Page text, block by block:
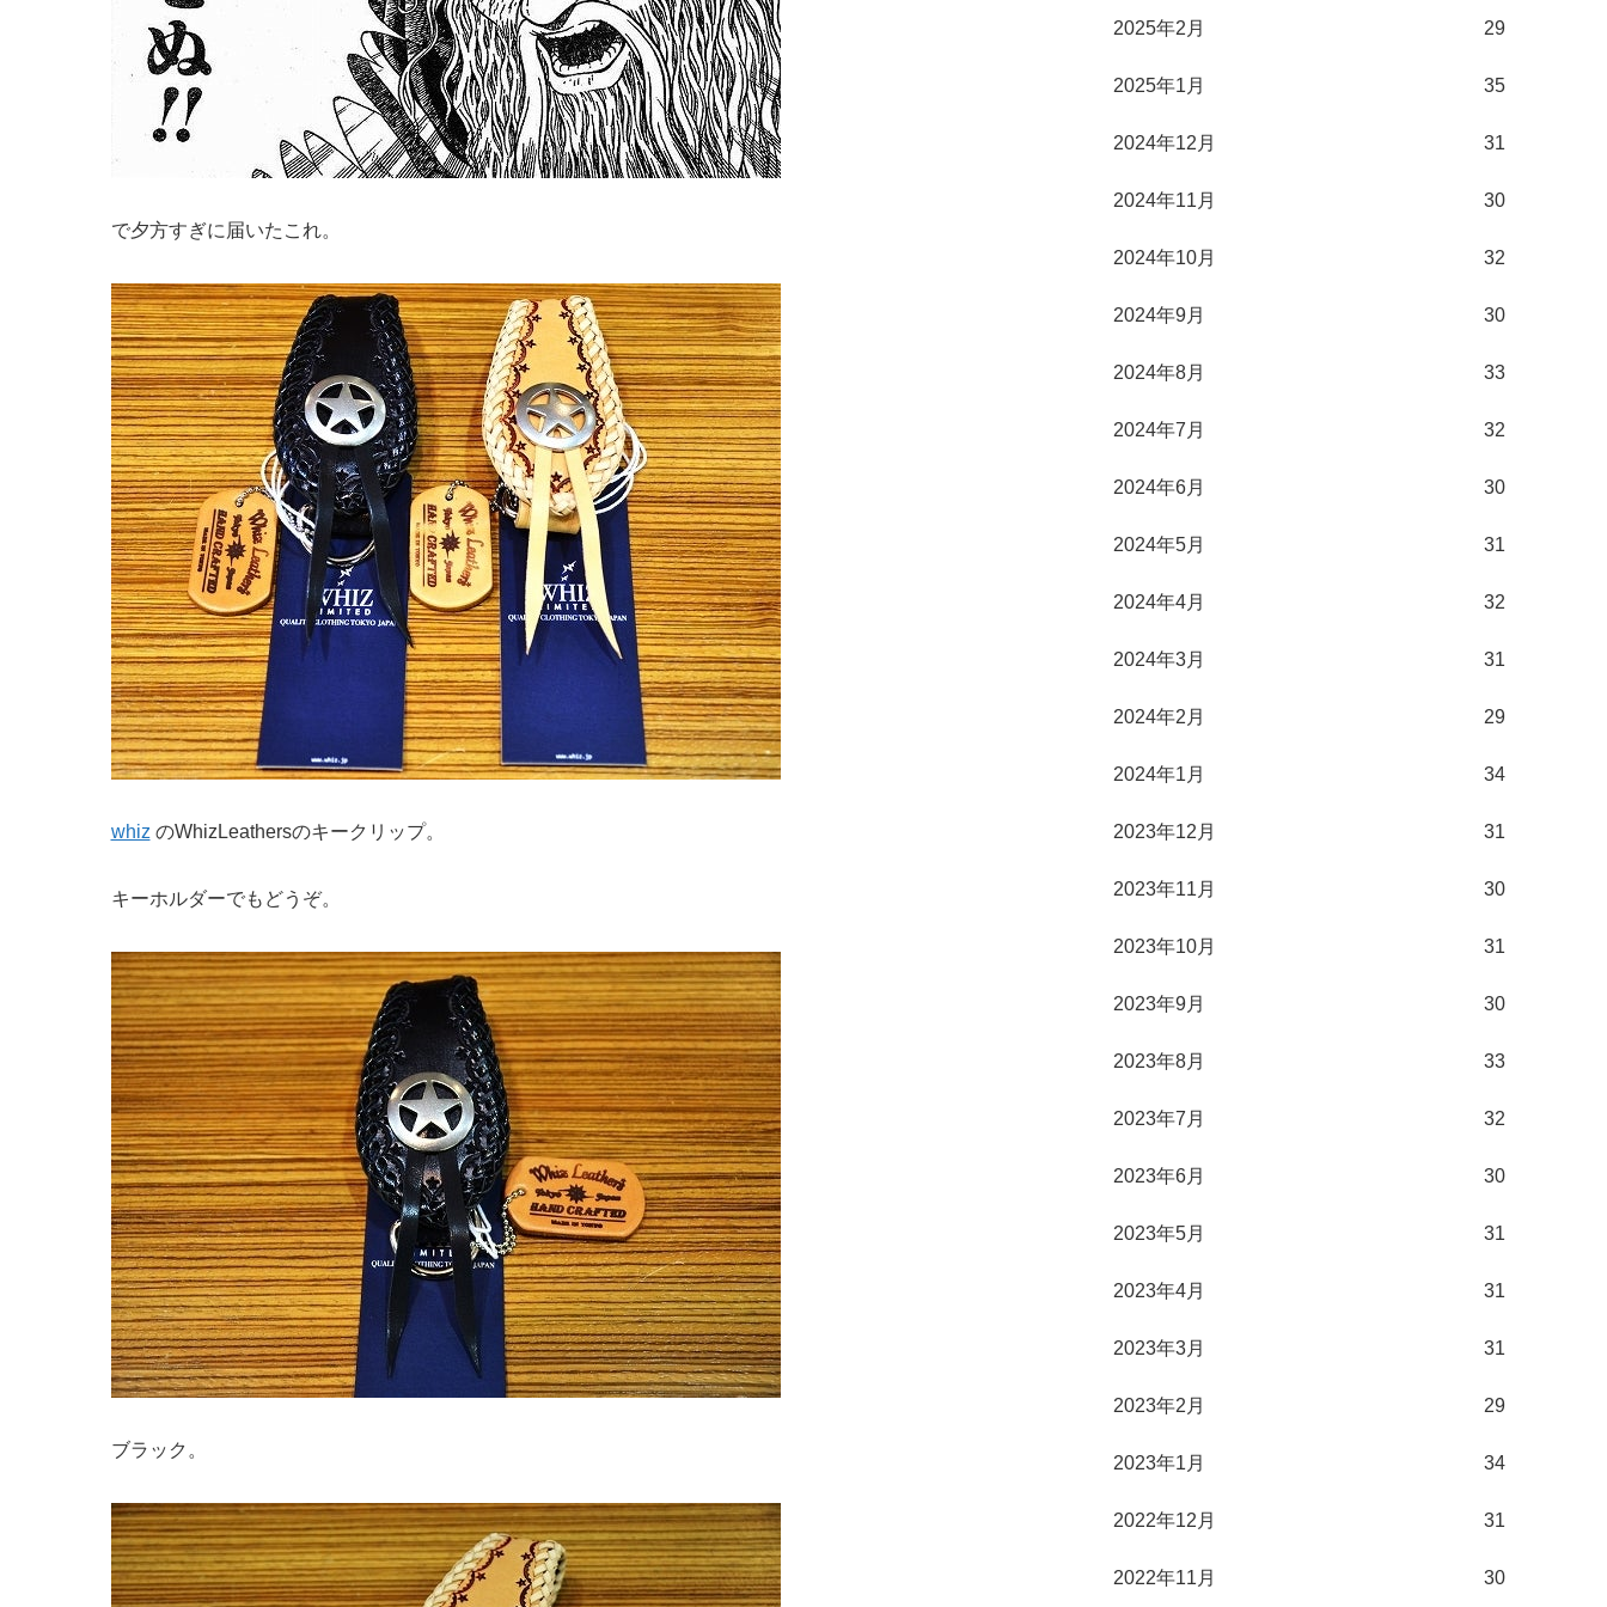
で夕方すぎに届いたこれ。
whiz のWhizLeathersのキークリップ。
キーホルダーでもどうぞ。
ブラック。
2025年2月 29
2025年1月 35
2024年12月 31
2024年11月 30
2024年10月 32
2024年9月 30
2024年8月 33
2024年7月 32
2024年6月 30
2024年5月 31
2024年4月 32
2024年3月 31
2024年2月 29
2024年1月 34
2023年12月 31
2023年11月 30
2023年10月 31
2023年9月 30
2023年8月 33
2023年7月 32
2023年6月 30
2023年5月 31
2023年4月 31
2023年3月 31
2023年2月 29
2023年1月 34
2022年12月 31
2022年11月 30